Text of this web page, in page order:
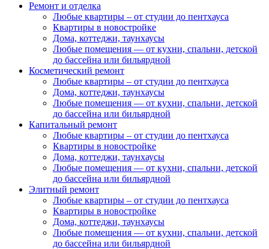
Ремонт и отделка
Любые квартиры – от студии до пентхауса
Квартиры в новостройке
Дома, коттеджи, таунхаусы
Любые помещения — от кухни, спальни, детской
до бассейна или бильярдной
Косметический ремонт
Любые квартиры – от студии до пентхауса
Дома, коттеджи, таунхаусы
Любые помещения — от кухни, спальни, детской
до бассейна или бильярдной
Капитальный ремонт
Любые квартиры – от студии до пентхауса
Квартиры в новостройке
Дома, коттеджи, таунхаусы
Любые помещения — от кухни, спальни, детской
до бассейна или бильярдной
Элитный ремонт
Любые квартиры – от студии до пентхауса
Квартиры в новостройке
Дома, коттеджи, таунхаусы
Любые помещения — от кухни, спальни, детской
до бассейна или бильярдной